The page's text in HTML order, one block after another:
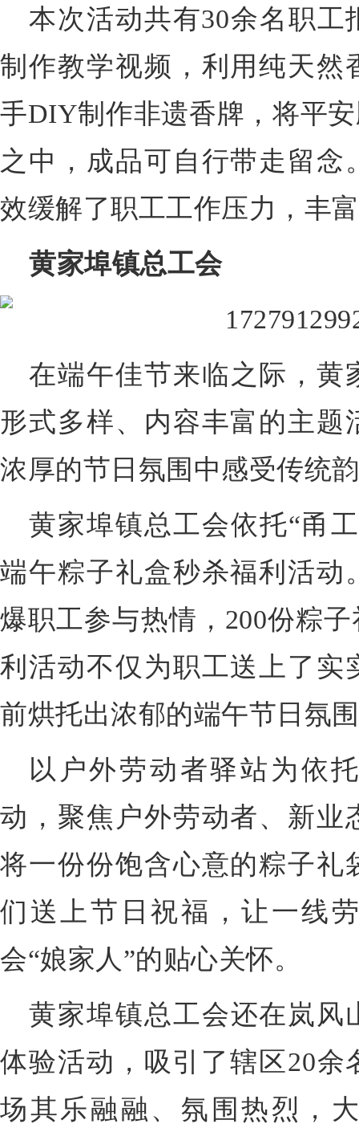
本次活动共有30余名职
制作教学视频，利用纯天然
手DIY制作非遗香牌，将平
之中，成品可自行带走留
效缓解了职工工作压力，丰
黄家埠镇总工会
在端午佳节来临之际，黄
形式多样、内容丰富的主题
浓厚的节日氛围中感受传统
黄家埠镇总工会依托“甬
端午粽子礼盒秒杀福利活动
爆职工参与热情，200份粽
利活动不仅为职工送上了实
前烘托出浓郁的端午节日氛
以户外劳动者驿站为依
动，聚焦户外劳动者、新业
将一份份饱含心意的粽子礼
们送上节日祝福，让一线
会“娘家人”的贴心关怀。
黄家埠镇总工会还在岚风
体验活动，吸引了辖区20
场其乐融融、氛围热烈，